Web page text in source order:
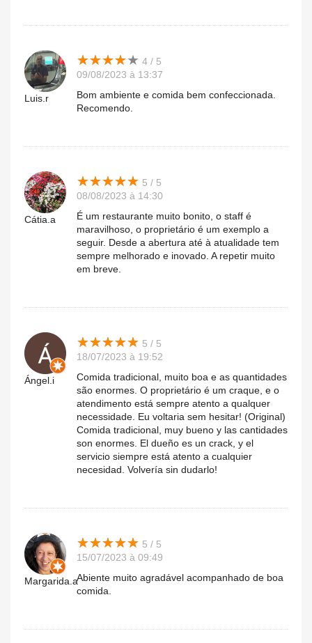
Luis.r
★★★★★
★★★★★ 4 / 5
09/08/2023 à 13:37
Bom ambiente e comida bem confeccionada.
Recomendo.
Cátia.a
★★★★★
★★★★★ 5 / 5
08/08/2023 à 14:30
É um restaurante muito bonito, o staff é
maravilhoso, o proprietário é um exemplo a
seguir. Desde a abertura até à atualidade tem
sempre melhorado e inovado. A repetir muito
em breve.
Ángel.i
★★★★★
★★★★★ 5 / 5
18/07/2023 à 19:52
Comida tradicional, muito boa e as quantidades
são enormes. O proprietário é um craque, e o
atendimento está sempre atento a qualquer
necessidade. Eu voltaria sem hesitar! (Original)
Comida tradicional, muy bueno y las cantidades
son enormes. El dueño es un crack, y el
servicio siempre está atento a cualquier
necesidad. Volvería sin dudarlo!
Margarida.a
★★★★★
★★★★★ 5 / 5
15/07/2023 à 09:49
Abiente muito agradável acompanhado de boa
comida.